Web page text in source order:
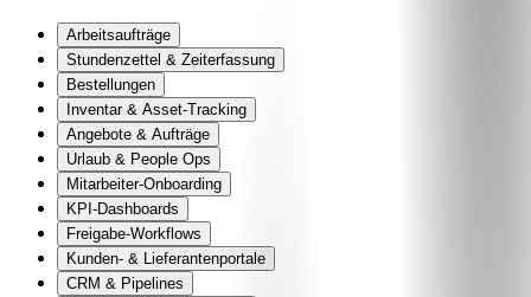
Arbeitsaufträge
Stundenzettel & Zeiterfassung
Bestellungen
Inventar & Asset-Tracking
Angebote & Aufträge
Urlaub & People Ops
Mitarbeiter-Onboarding
KPI-Dashboards
Freigabe-Workflows
Kunden- & Lieferantenportale
CRM & Pipelines